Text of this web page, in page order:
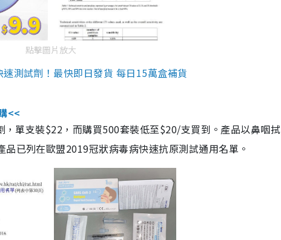
點擊圖片放大
測試劑！最快即日發貨 每日15萬盒補貨
<<
單支裝$22，而購買500套裝低至$20/支買到。產品以鼻咽
已列在歐盟2019冠狀病毒病快速抗原測試通用名單。